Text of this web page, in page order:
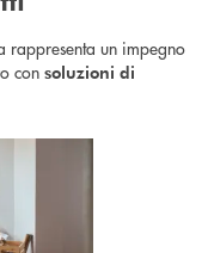
rappresenta un impegno
con soluzioni di
la costruzione e la